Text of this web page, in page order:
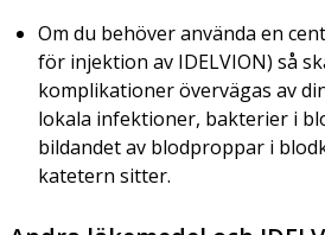
Om du behöver använda en
för injektion av IDELVION) så
komplikationer övervägas av
lokala infektioner, bakterier i
bildandet av blodproppar i
katetern sitter.